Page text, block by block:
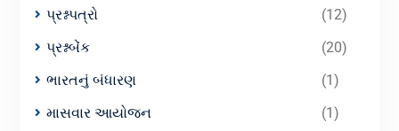
પ્રશ્નપત્રો
(12)
પ્રશ્નબેંક
(20)
ભારતનું બંધારણ
(1)
માસવાર આયોજન
(1)